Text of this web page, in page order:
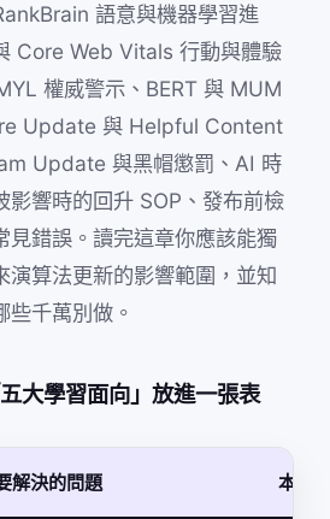
語意與機器學習進
Core Web Vitals 行動與體驗
權威警示、BERT 與 MUM
Update 與 Helpful Content
Update 與黑帽懲罰、AI 時
影響時的回升 SOP、發布前檢
見錯誤。讀完這章你應該能獨
演算法更新的影響範圍，並知
些千萬別做。
大學習面向」放進一張表
解決的問題 本章